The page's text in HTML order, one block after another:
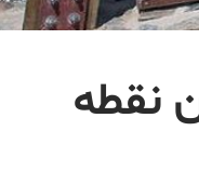
نقطه